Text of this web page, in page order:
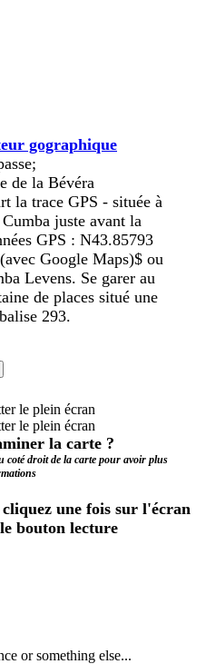
gographique
de la Bévéra
la trace GPS - située à
juste avant la
GPS : N43.85793
Google Maps)$ ou
Levens. Se garer au
de places situé une
293.
le plein écran
le plein écran
la carte ?
coté droit de la carte pour avoir plus
une fois sur l'écran
bouton lecture
or something else...